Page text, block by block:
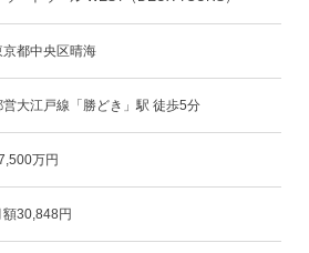
京都中央区晴海
営大江戸線「勝どき」駅 徒歩5分
万円
額30,848円